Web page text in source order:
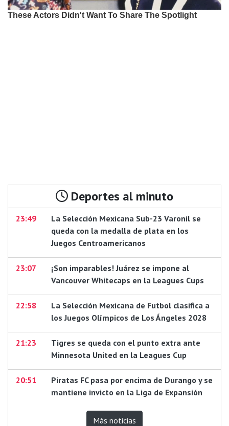
Deportes al minuto
23:49
La Selección Mexicana Sub-23 Varonil se
queda con la medalla de plata en los
Juegos Centroamericanos
23:07
¡Son imparables! Juárez se impone al
Vancouver Whitecaps en la Leagues Cups
22:58
La Selección Mexicana de Futbol clasifica a
los Juegos Olímpicos de Los Ángeles 2028
21:23
Tigres se queda con el punto extra ante
Minnesota United en la Leagues Cup
20:51
Piratas FC pasa por encima de Durango y se
mantiene invicto en la Liga de Expansión
Más noticias